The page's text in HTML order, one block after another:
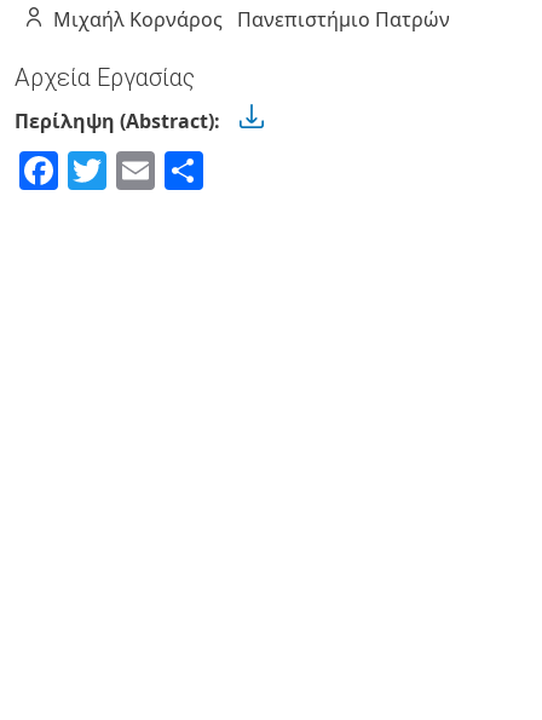
Μιχαήλ Κορνάρος Πανεπιστήμιο Πατρών
Αρχεία Εργασίας
Περίληψη (Abstract):
Facebook
Twitter
Email